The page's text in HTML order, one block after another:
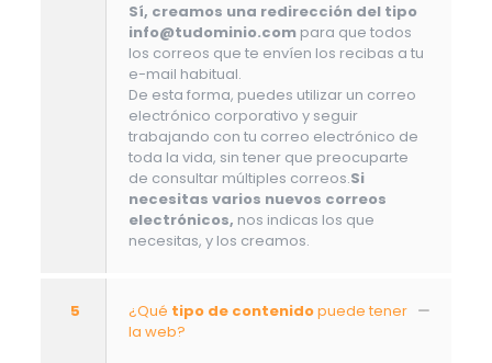
Sí, creamos una redirección del tipo
info@tudominio.compara que todos
los correos que te envíen los recibas a tu
e-mail habitual.
De esta forma, puedes utilizar un correo
electrónico corporativo y seguir
trabajando con tu correo electrónico de
toda la vida, sin tener que preocuparte
de consultar múltiples correos.Si
necesitas varios nuevos correos
electrónicos, nos indicas los que
necesitas, y los creamos.
5 ¿Qué tipo de contenidopuede tener
la web?